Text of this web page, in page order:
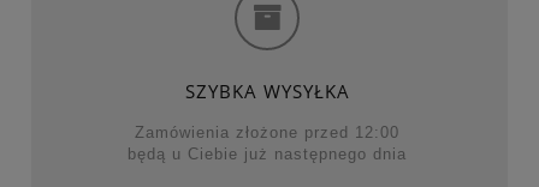
SZYBKA WYSYŁKA
Zamówienia złożone przed 12:00
będą u Ciebie już następnego dnia